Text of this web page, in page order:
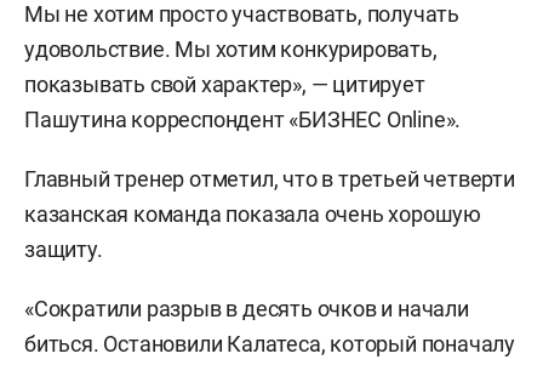
Мы не хотим просто участвовать, получать
удовольствие. Мы хотим конкурировать,
показывать свой характер», — цитирует
Пашутина корреспондент «БИЗНЕС Online».
Главный тренер отметил, что в третьей четверти
казанская команда показала очень хорошую
защиту.
«Сократили разрыв в десять очков и начали
биться. Остановили Калатеса, который поначалу